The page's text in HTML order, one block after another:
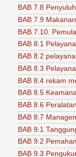
BAB 7.8
BAB 7.9
BAB 7.10.
BAB 8.1
BAB 8.2
BAB 8.3
BAB 8.4 rekam
BAB 8.5
BAB 8.6
BAB 8.7
BAB 9.1
BAB 9.2
BAB 9.3